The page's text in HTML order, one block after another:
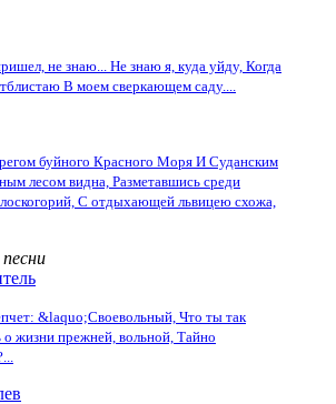
не знаю... Не знаю я, куда уйду, Когда
В моем сверкающем саду....
буйного Красного Моря И Суданским
лесом видна, Разметавшись среди
С отдыхающей львицею схожа,
&laquo;Своевольный, Что ты так
жизни прежней, вольной, Тайно